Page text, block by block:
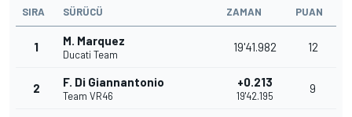
SIRA SÜRÜCÜ ZAMAN PUAN
1 M. Marquez
Ducati Team
19'41.982 12
2 F. Di Giannantonio
Team VR46
+0.213
19'42.195
9